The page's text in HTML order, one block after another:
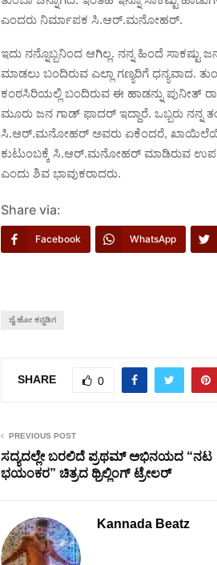
ಎಂದರು ನಿರ್ಮಾಪಕ ಸಿ.ಆರ್.ಮನೋಹರ್.
ಇದು ನನ್ನೊಬ್ಬನಿಂದ ಆಗಿಲ್ಲ. ನನ್ನ ಹಿಂದೆ ಸಾಕಷ್ಟು
ಮಾಡಲು ಬಂದಿರುವ ಎಲ್ಲಾ ಗಣ್ಯರಿಗೆ ಧನ್ಯವಾದ.
ಕಂಠಸಿರಿಯಲ್ಲಿ ಬಂದಿರುವ ಈ ಹಾಡನ್ನು ಪುನೀತ್
ಮೂರು ಜ‌ನ ಗಾಡ್ ಫಾದರ್ ಇದ್ದಾರೆ. ಒಬ್ಬರು ನನ್ನ
ಸಿ.ಆರ್.ಮನೋಹರ್ ಅವರು ಏಕೆಂದರೆ,
ಕುಟುಂಬಕ್ಕೆ ಸಿ.ಆರ್.ಮನೋಹರ್ ಮಾಡಿರುವ
ಎಂದು ಶಿವ ಭಾವುಕರಾದರು.
Share via:
Facebook WhatsApp
ಜೈ ಹೋ ಕನ್ನಡಿಗ
SHARE 0
PREVIOUS POST
ಸದ್ಯದಲ್ಲೇ ಬರಲಿದೆ ಪ್ರಥಮ್ ಅಭಿನಯದ “ನಟ
ಭಯಂಕರ” ಚಿತ್ರದ ಥ್ರಿಲ್ಲಿಂಗ್ ಟ್ರೇಲರ್
Kannada Beatz